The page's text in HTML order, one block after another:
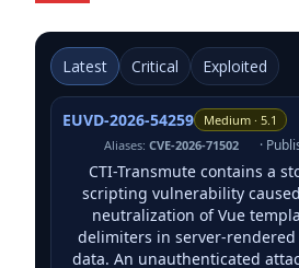
Latest Critical Exploited
EUVD-2026-54259
Medium · 5.1
Aliases: CVE-2026-71502 ·
CTI-Transmute contains a
scripting vulnerability
neutralization of Vue
delimiters in server-
data. An unauthenticated